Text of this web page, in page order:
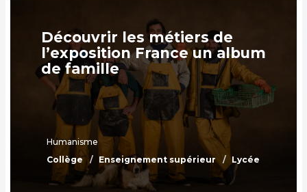
Découvrir les métiers de
l’exposition France un album
de famille
Humanisme
Collège
Enseignement supérieur Lycée